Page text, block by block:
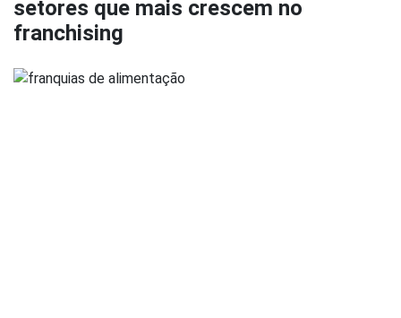
setores que mais crescem no
franchising